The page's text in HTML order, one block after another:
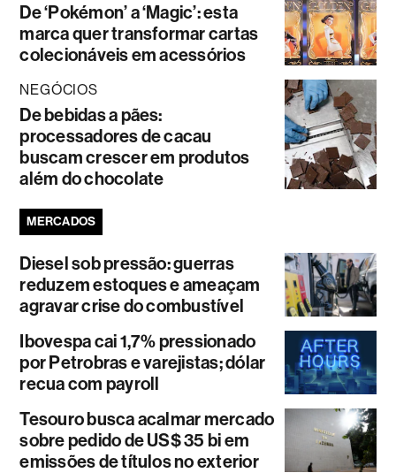
De ‘Pokémon’ a ‘Magic’: esta
marca quer transformar cartas
colecionáveis em acessórios
NEGÓCIOS
De bebidas a pães:
processadores de cacau
buscam crescer em produtos
além do chocolate
MERCADOS
Diesel sob pressão: guerras
reduzem estoques e ameaçam
agravar crise do combustível
Ibovespa cai 1,7% pressionado
por Petrobras e varejistas; dólar
recua com payroll
Tesouro busca acalmar mercado
sobre pedido de US$ 35 bi em
emissões de títulos no exterior